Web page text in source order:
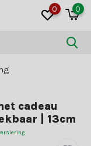
0 0
cadeau
| 13cm